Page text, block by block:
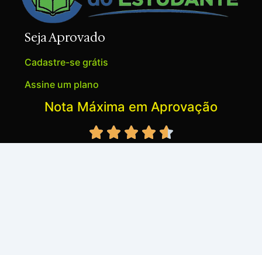
Seja Aprovado
Cadastre-se grátis
Assine um plano
Nota Máxima em Aprovação